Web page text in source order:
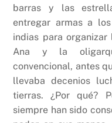
barras y las
entregar armas a
indias para
Ana y la
convencional, antes
llevaba decenios
tierras. ¿Por qué?
siempre han sido